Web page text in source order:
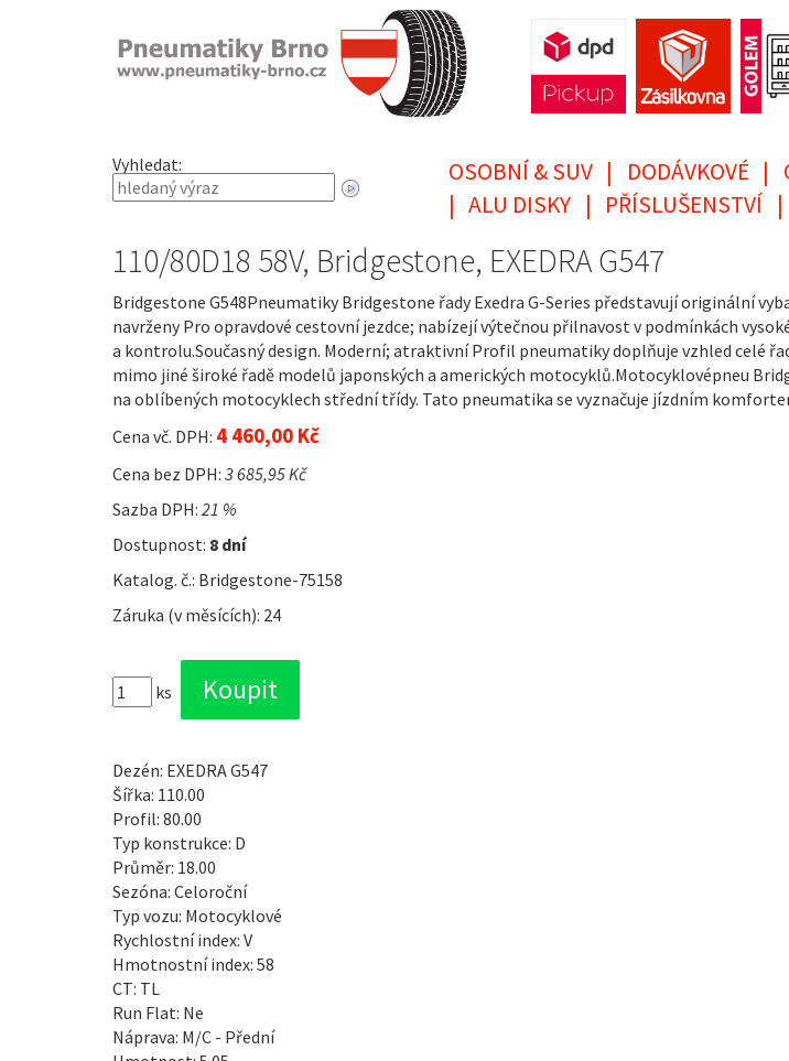
Vyhledat: OSOBNÍ & SUV | DODÁVKOVÉ |
| ALU DISKY | PŘÍSLUŠENSTVÍ |
110/80D18 58V, Bridgestone, EXEDRA G547
Bridgestone G548Pneumatiky Bridgestone řady Exedra G-Series představují originální
navrženy Pro opravdové cestovní jezdce; nabízejí výtečnou přilnavost v podmínkách
a kontrolu.Současný design. Moderní; atraktivní Profil pneumatiky doplňuje vzhled celé
mimo jiné široké řadě modelů japonských a amerických motocyklů.Motocyklovépneu
na oblíbených motocyklech střední třídy. Tato pneumatika se vyznačuje jízdním
Cena vč. DPH: 4 460,00 Kč
Cena bez DPH: 3 685,95 Kč
Sazba DPH: 21 %
Dostupnost: 8 dní
Katalog. č.: Bridgestone-75158
Záruka (v měsících): 24
ks
Dezén: EXEDRA G547
Šířka: 110.00
Profil: 80.00
Typ konstrukce: D
Průměr: 18.00
Sezóna: Celoroční
Typ vozu: Motocyklové
Rychlostní index: V
Hmotnostní index: 58
CT: TL
Run Flat: Ne
Náprava: M/C - Přední